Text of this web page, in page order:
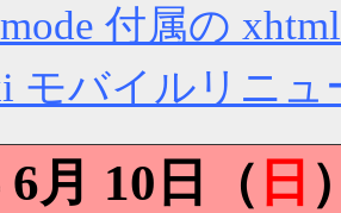
付属の
モバイルリニュ
6月 10日（ 日